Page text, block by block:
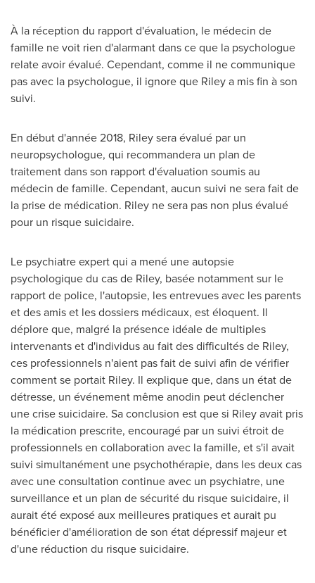
À la réception du rapport d'évaluation, le médecin de
famille ne voit rien d'alarmant dans ce que la psychologue
relate avoir évalué. Cependant, comme il ne communique
pas avec la psychologue, il ignore que Riley a mis fin à son
suivi.
En début d'année 2018, Riley sera évalué par un
neuropsychologue, qui recommandera un plan de
traitement dans son rapport d'évaluation soumis au
médecin de famille. Cependant, aucun suivi ne sera fait de
la prise de médication. Riley ne sera pas non plus évalué
pour un risque suicidaire.
Le psychiatre expert qui a mené une autopsie
psychologique du cas de Riley, basée notamment sur le
rapport de police, l'autopsie, les entrevues avec les parents
et des amis et les dossiers médicaux, est éloquent. Il
déplore que, malgré la présence idéale de multiples
intervenants et d'individus au fait des difficultés de Riley,
ces professionnels n'aient pas fait de suivi afin de vérifier
comment se portait Riley. Il explique que, dans un état de
détresse, un événement même anodin peut déclencher
une crise suicidaire. Sa conclusion est que si Riley avait pris
la médication prescrite, encouragé par un suivi étroit de
professionnels en collaboration avec la famille, et s'il avait
suivi simultanément une psychothérapie, dans les deux cas
avec une consultation continue avec un psychiatre, une
surveillance et un plan de sécurité du risque suicidaire, il
aurait été exposé aux meilleures pratiques et aurait pu
bénéficier d'amélioration de son état dépressif majeur et
d'une réduction du risque suicidaire.